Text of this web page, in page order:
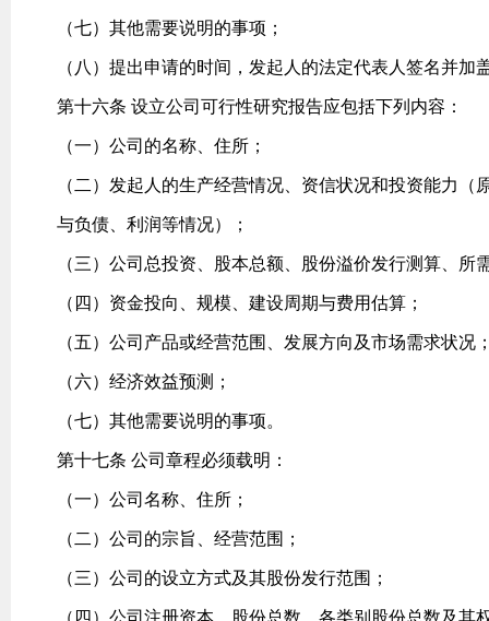
（七）其他需要说明的事项；
（八）提出申请的时间，发起人的法定代表人签名并加
第十六条 设立公司可行性研究报告应包括下列内容：
（一）公司的名称、住所；
（二）发起人的生产经营情况、资信状况和投资能力
与负债、利润等情况）；
（三）公司总投资、股本总额、股份溢价发行测算、
（四）资金投向、规模、建设周期与费用估算；
（五）公司产品或经营范围、发展方向及市场需求状况
（六）经济效益预测；
（七）其他需要说明的事项。
第十七条 公司章程必须载明：
（一）公司名称、住所；
（二）公司的宗旨、经营范围；
（三）公司的设立方式及其股份发行范围；
（四）公司注册资本、股份总数、各类别股份总数及其